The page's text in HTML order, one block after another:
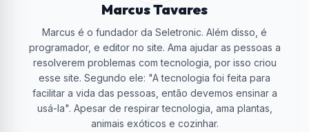
Marcus Tavares
Marcus é o fundador da Seletronic. Além disso, é
programador, e editor no site. Ama ajudar as pessoas a
resolverem problemas com tecnologia, por isso criou
esse site. Segundo ele: "A tecnologia foi feita para
facilitar a vida das pessoas, então devemos ensinar a
usá-la". Apesar de respirar tecnologia, ama plantas,
animais exóticos e cozinhar.